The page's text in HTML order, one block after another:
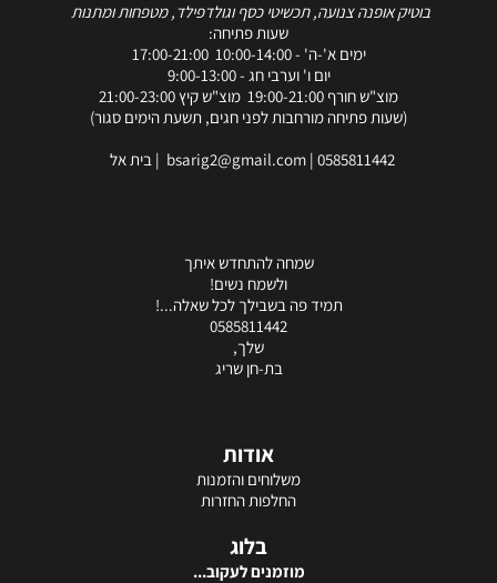
בוטיק אופנה צנועה, תכשיטי כסף וגולדפילד, מטפחות ומתנות
שעות פתיחה:
ימים א'-ה' - 10:00-14:00 17:00-21:00
יום ו' וערבי חג - 9:00-13:00
מוצ"ש חורף 19:00-21:00 מוצ"ש קיץ 21:00-23:00
(שעות פתיחה מורחבות לפני חגים, תשעת הימים סגור)
bsarig2@gmail.com | 0585811442 | בית אל
שמחה להתחדש איתך
ולשמח נשים!
תמיד פה בשבילך לכל שאלה...!
0585811442
שלך,
בת-חן שריג
אודות
משלוחים והזמנות
החלפות החזרות
בלוג
מוזמנים לעקוב...